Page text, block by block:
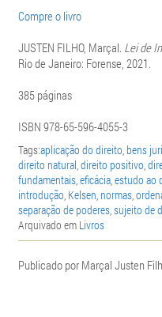
Compre o livro
JUSTEN FILHO, Marçal. Lei de
Rio de Janeiro: Forense, 2021.
385 páginas
ISBN 978-65-596-4055-3
Tags:aplicação do direito, bens
direito natural,direito positivo,
fundamentais,eficácia,estudo ao
introdução, Kelsen, normas,
separação de poderes,sujeito de
Arquivado em Livros
Publicado por Marçal Justen